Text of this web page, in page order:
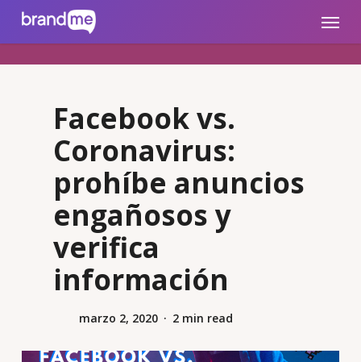
brandme.la Menu
Facebook vs.
Coronavirus:
prohíbe anuncios
engañosos y
verifica
información
marzo 2, 2020 2 min read